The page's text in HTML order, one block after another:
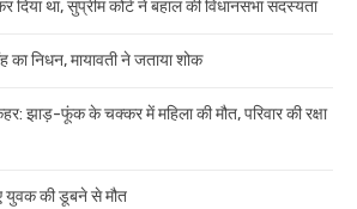
दिया था, सुप्रीम कोर्ट ने बहाल की विधानसभा सदस्यता
निधन, मायावती ने जताया शोक
झाड़-फूंक के चक्कर में महिला की मौत, परिवार की रक्षा
युवक की डूबने से मौत